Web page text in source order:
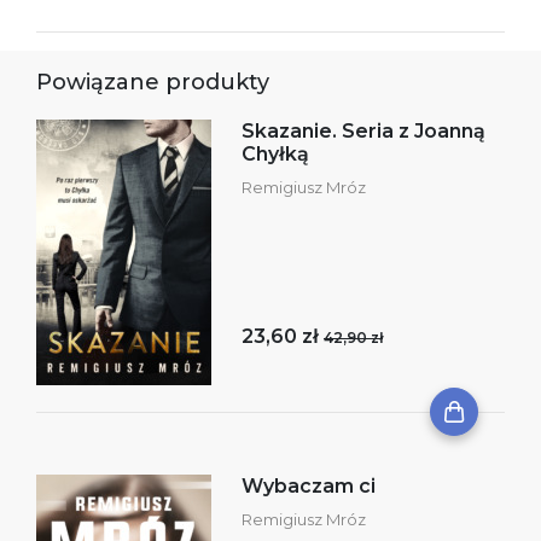
Powiązane produkty
Skazanie. Seria z Joanną
Chyłką
Remigiusz Mróz
23,60 zł 42,90 zł
Wybaczam ci
Remigiusz Mróz